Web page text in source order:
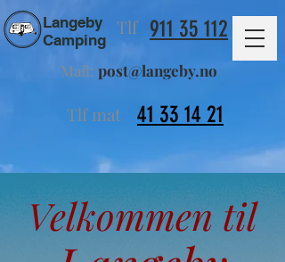
Langeby
Camping
Tlf 911 35 112
Mail: post@langeby.no
41 33 14 21
Tlf mat
Velkommen til